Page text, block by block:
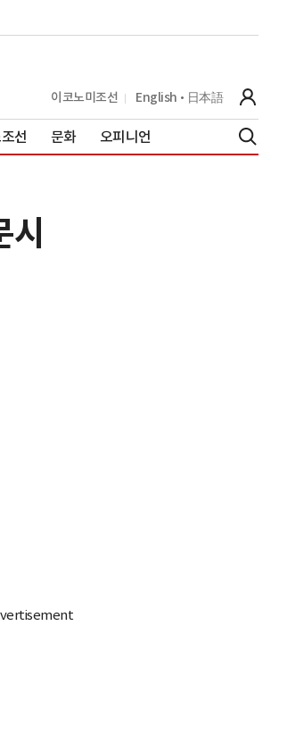
이코노미조선 English 日本語
선 문화 오피니언